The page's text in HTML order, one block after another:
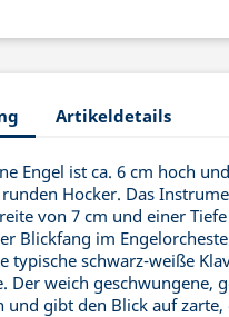
Artikeldetails
Engel ist ca. 6 cm hoch
Hocker. Das
von 7 cm und einer
Blickfang im
typische schwarz-weiße
Der weich geschwungene,
und gibt den Blick auf zarte,